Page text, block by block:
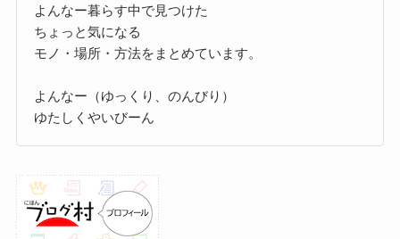
よんなー暮らす中で見つけた
ちょっと気になる
モノ・場所・方法をまとめています。
よんなー（ゆっくり、のんびり）
ゆたしくやいびーん